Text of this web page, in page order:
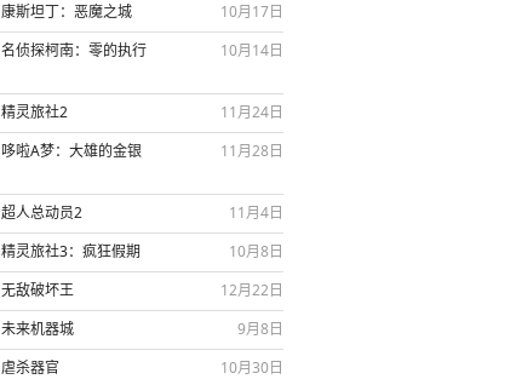
康斯坦丁：恶魔之城
10月17日
名侦探柯南：零的执行
10月14日
精灵旅社2
11月24日
哆啦A梦：大雄的金银
11月28日
超人总动员2
11月4日
精灵旅社3：疯狂假期
10月8日
无敌破坏王
12月22日
未来机器城
9月8日
虐杀器官
10月30日